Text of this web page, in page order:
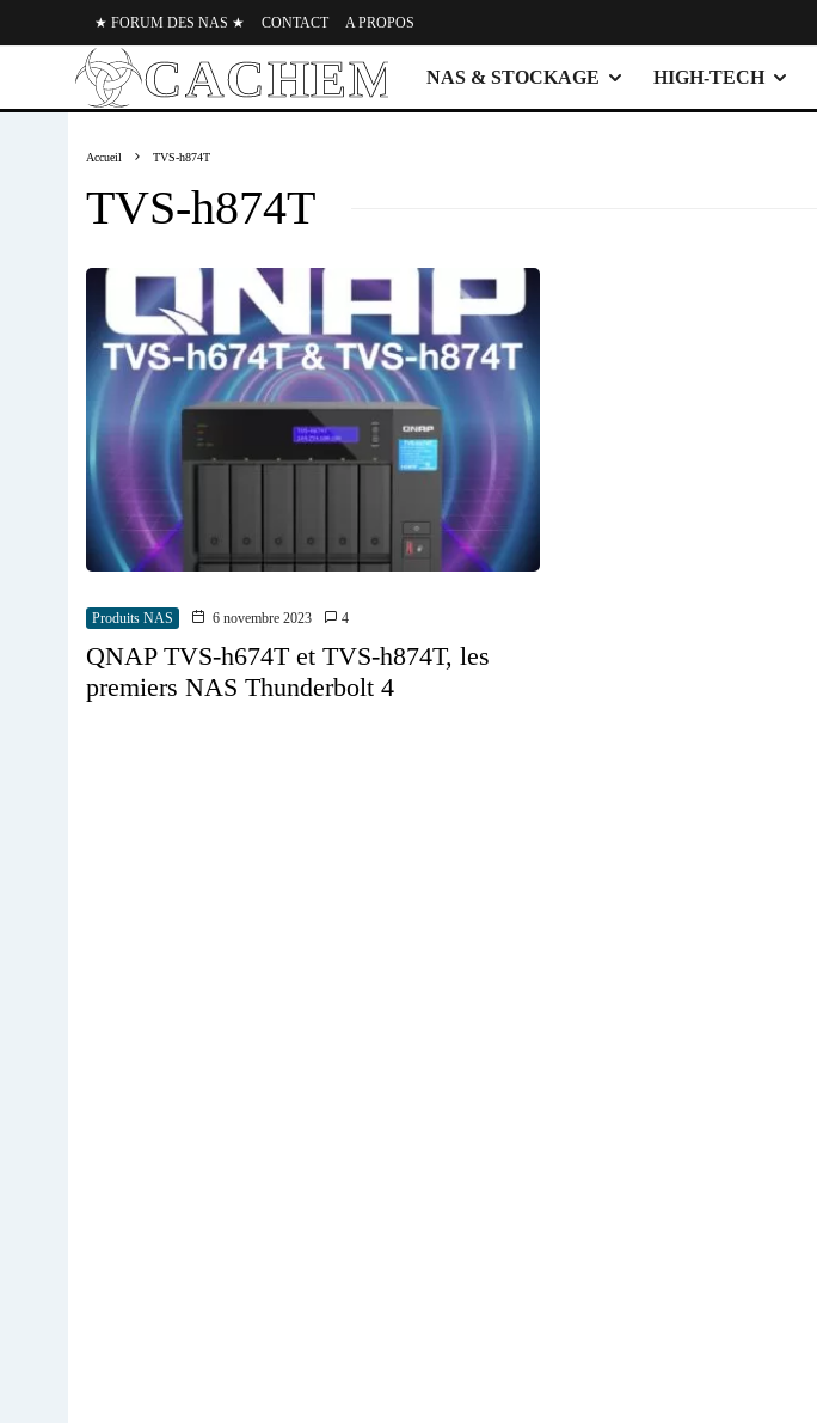
★ FORUM DES NAS ★ CONTACT A PROPOS
NAS & STOCKAGE HIGH-TECH
Accueil TVS-h874T
TVS-h874T
Produits NAS 6 novembre 2023 4
QNAP TVS-h674T et TVS-h874T, les
premiers NAS Thunderbolt 4